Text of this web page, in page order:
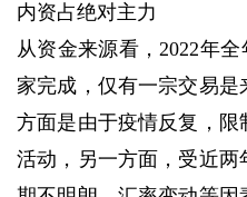
内资占绝对主力
从资金来源看，2022年
家完成，仅有一宗交易
方面是由于疫情反复，
活动，另一方面，受近